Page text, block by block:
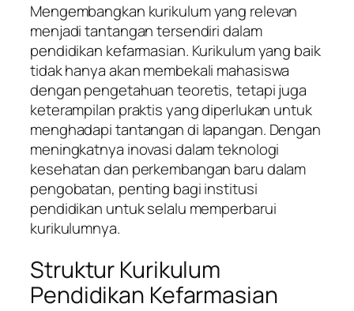
Mengembangkan kurikulum yang relevan
menjadi tantangan tersendiri dalam
pendidikan kefarmasian. Kurikulum yang baik
tidak hanya akan membekali mahasiswa
dengan pengetahuan teoretis, tetapi juga
keterampilan praktis yang diperlukan untuk
menghadapi tantangan di lapangan. Dengan
meningkatnya inovasi dalam teknologi
kesehatan dan perkembangan baru dalam
pengobatan, penting bagi institusi
pendidikan untuk selalu memperbarui
kurikulumnya.
Struktur Kurikulum
Pendidikan Kefarmasian